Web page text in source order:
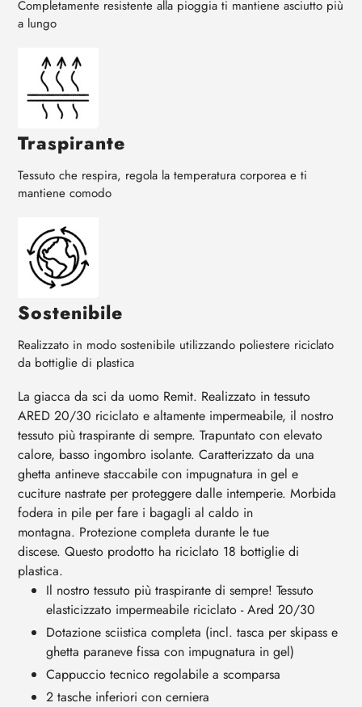
Completamente resistente alla pioggia ti mantiene asciutto più
a lungo
Traspirante
Tessuto che respira, regola la temperatura corporea e ti
mantiene comodo
Sostenibile
Realizzato in modo sostenibile utilizzando poliestere riciclato
da bottiglie di plastica
La giacca da sci da uomo Remit. Realizzato in tessuto
ARED 20/30 riciclato e altamente impermeabile, il nostro
tessuto più traspirante di sempre. Trapuntato con elevato
calore, basso ingombro isolante. Caratterizzato da una
ghetta antineve staccabile con impugnatura in gel e
cuciture nastrate per proteggere dalle intemperie. Morbida
fodera in pile per fare i bagagli al caldo in
montagna. Protezione completa durante le tue
discese. Questo prodotto ha riciclato 18 bottiglie di
plastica.
Il nostro tessuto più traspirante di sempre! Tessuto
elasticizzato impermeabile riciclato - Ared 20/30
Dotazione sciistica completa (incl. tasca per skipass e
ghetta paraneve fissa con impugnatura in gel)
Cappuccio tecnico regolabile a scomparsa
2 tasche inferiori con cerniera